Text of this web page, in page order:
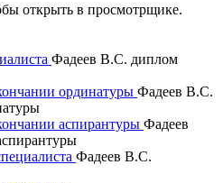
открыть в просмотрщике.
Фадеев В.С. диплом
Фадеев В.С.
Фадеев
Фадеев В.С.